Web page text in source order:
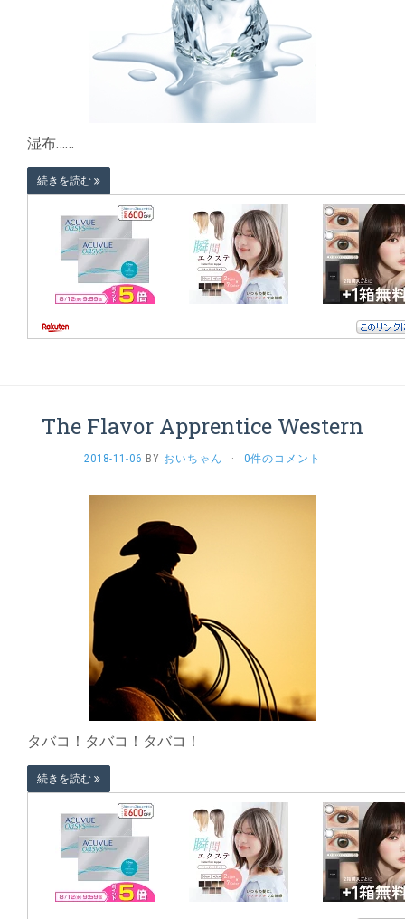
湿布……
続きを読む
The Flavor Apprentice Western
2018-11-06 BY おいちゃん · 0件のコメント
タバコ！タバコ！タバコ！
続きを読む